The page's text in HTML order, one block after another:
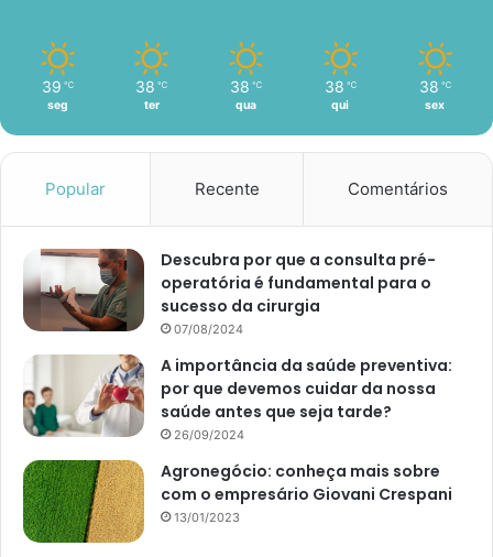
39 ℃
seg
38 ℃
ter
38 ℃
qua
38 ℃
qui
38 ℃
sex
Popular Recente Comentários
Descubra por que a consulta pré-
operatória é fundamental para o
sucesso da cirurgia
07/08/2024
A importância da saúde preventiva:
por que devemos cuidar da nossa
saúde antes que seja tarde?
26/09/2024
Agronegócio: conheça mais sobre
com o empresário Giovani Crespani
13/01/2023